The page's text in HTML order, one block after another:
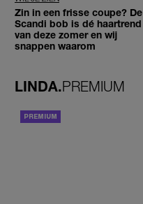
Zin in een frisse coupe? De
Scandi bob is dé haartrend
van deze zomer en wij
snappen waarom
LINDA.PREMIUM